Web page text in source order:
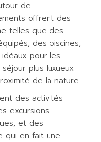
de
offrent des
telles que des
des piscines,
pour les
plus luxueux
de la nature.
des activités
excursions
et des
qui en fait une